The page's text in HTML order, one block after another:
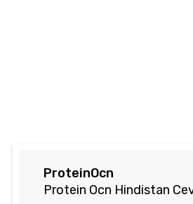
ProteinOcn
Protein Ocn Hindistan